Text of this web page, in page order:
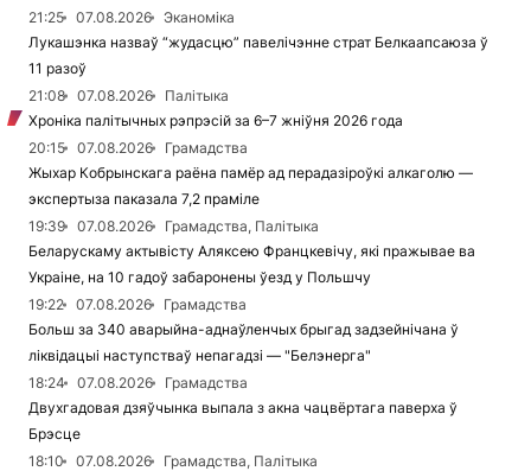
21:25
07.08.2026
Эканоміка
Лукашэнка назваў “жудасцю” павелічэнне страт Белкаапсаюза ў
11 разоў
21:08
07.08.2026
Палітыка
Хроніка палітычных рэпрэсій за 6–7 жніўня 2026 года
20:15
07.08.2026
Грамадства
Жыхар Кобрынскага раёна памёр ад перадазіроўкі алкаголю —
экспертыза паказала 7,2 праміле
19:39
07.08.2026
Грамадства, Палітыка
Беларускаму актывісту Аляксею Францкевічу, які пражывае ва
Украіне, на 10 гадоў забаронены ўезд у Польшчу
19:22
07.08.2026
Грамадства
Больш за 340 аварыйна-аднаўленчых брыгад задзейнічана ў
ліквідацыі наступстваў непагадзі — "Белэнерга"
18:24
07.08.2026
Грамадства
Двухгадовая дзяўчынка выпала з акна чацвёртага паверха ў
Брэсце
18:10
07.08.2026
Грамадства, Палітыка